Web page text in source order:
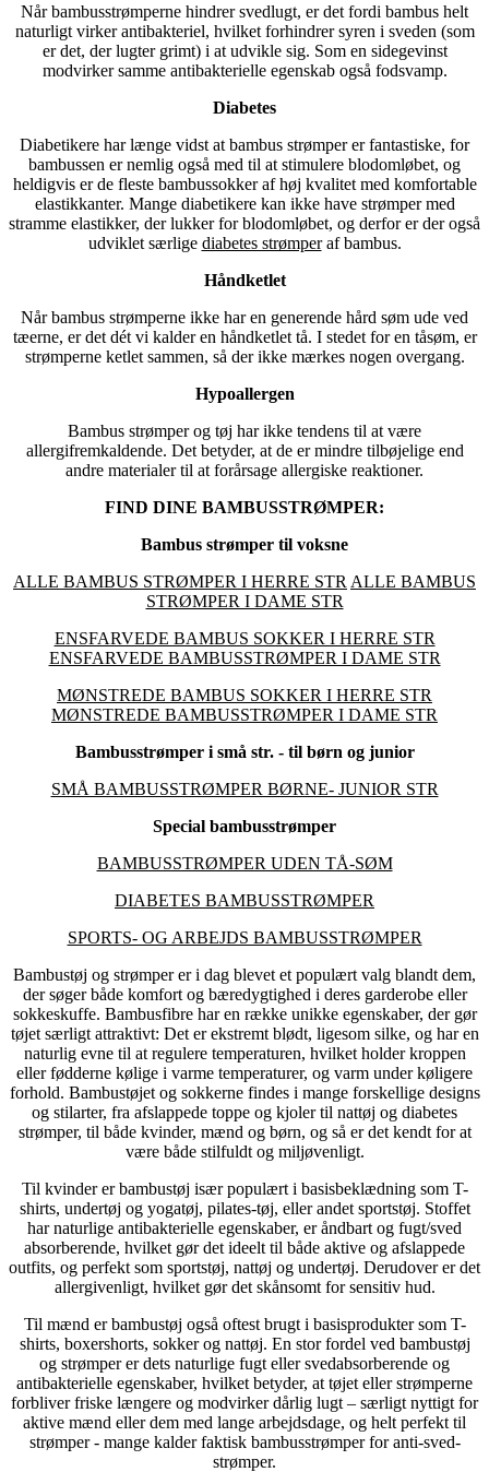
Når bambusstrømperne hindrer svedlugt, er det fordi bambus helt
naturligt virker antibakteriel, hvilket forhindrer syren i sveden (som
er det, der lugter grimt) i at udvikle sig. Som en sidegevinst
modvirker samme antibakterielle egenskab også fodsvamp.
Diabetes
Diabetikere har længe vidst at bambus strømper er fantastiske, for
bambussen er nemlig også med til at stimulere blodomløbet, og
heldigvis er de fleste bambussokker af høj kvalitet med komfortable
elastikkanter. Mange diabetikere kan ikke have strømper med
stramme elastikker, der lukker for blodomløbet, og derfor er der også
udviklet særlige diabetes strømperaf bambus.
Håndketlet
Når bambus strømperne ikke har en generende hård søm ude ved
tæerne, er det dét vi kalder en håndketlet tå. I stedet for en tåsøm, er
strømperne ketlet sammen, så der ikke mærkes nogen overgang.
Hypoallergen
Bambus strømper og tøj har ikke tendens til at være
allergifremkaldende. Det betyder, at de er mindre tilbøjelige end
andre materialer til at forårsage allergiske reaktioner.
FIND DINE BAMBUSSTRØMPER:
Bambus strømper til voksne
ALLE BAMBUS STRØMPER I HERRE STR ALLE BAMBUS
STRØMPER I DAME STR
ENSFARVEDE BAMBUS SOKKER I HERRE STR
ENSFARVEDE BAMBUSSTRØMPER I DAME STR
MØNSTREDE BAMBUS SOKKER I HERRE STR
MØNSTREDE BAMBUSSTRØMPER I DAME STR
Bambusstrømper i små str. - til børn og junior
SMÅ BAMBUSSTRØMPER BØRNE- JUNIOR STR
Special bambusstrømper
BAMBUSSTRØMPER UDEN TÅ-SØM
DIABETES BAMBUSSTRØMPER
SPORTS- OG ARBEJDS BAMBUSSTRØMPER
Bambustøj og strømper er i dag blevet et populært valg blandt dem,
der søger både komfort og bæredygtighed i deres garderobe eller
sokkeskuffe. Bambusfibre har en række unikke egenskaber, der gør
tøjet særligt attraktivt: Det er ekstremt blødt, ligesom silke, og har en
naturlig evne til at regulere temperaturen, hvilket holder kroppen
eller fødderne kølige i varme temperaturer, og varm under køligere
forhold. Bambustøjet og sokkerne findes i mange forskellige designs
og stilarter, fra afslappede toppe og kjoler til nattøj og diabetes
strømper, til både kvinder, mænd og børn, og så er det kendt for at
være både stilfuldt og miljøvenligt.
Til kvinder er bambustøj især populært i basisbeklædning som T-
shirts, undertøj og yogatøj, pilates-tøj, eller andet sportstøj. Stoffet
har naturlige antibakterielle egenskaber, er åndbart og fugt/sved
absorberende, hvilket gør det ideelt til både aktive og afslappede
outfits, og perfekt som sportstøj, nattøj og undertøj. Derudover er det
allergivenligt, hvilket gør det skånsomt for sensitiv hud.
Til mænd er bambustøj også oftest brugt i basisprodukter som T-
shirts, boxershorts, sokker og nattøj. En stor fordel ved bambustøj
og strømper er dets naturlige fugt eller svedabsorberende og
antibakterielle egenskaber, hvilket betyder, at tøjet eller strømperne
forbliver friske længere og modvirker dårlig lugt – særligt nyttigt for
aktive mænd eller dem med lange arbejdsdage, og helt perfekt til
strømper - mange kalder faktisk bambusstrømper for anti-sved-
strømper.